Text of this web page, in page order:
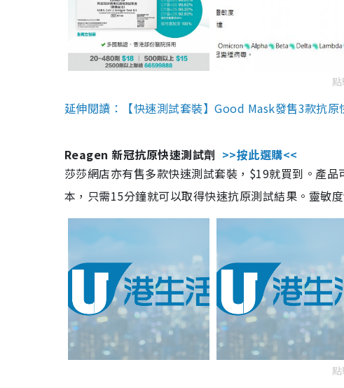
延伸閱讀：【快速測試套裝】Good Mask發售3款抗
Reagen 新冠抗原快速測試劑 >>按此選購<<
莎莎網店亦有售多款快速測試套裝，$19就買到。產
本，只需15分鐘就可以取得快速抗原測試結果。靈敏